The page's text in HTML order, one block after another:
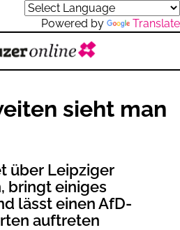
Powered by Translate
sieht man
über Leipziger
bringt einiges
lässt einen AfD-
auftreten